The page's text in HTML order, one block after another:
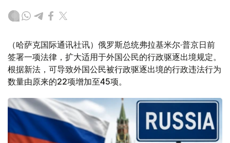
（哈萨克国际通讯社讯）俄罗斯总统弗拉基米尔·普京日前
签署一项法律，扩大适用于外国公民的行政驱逐出境规定。
根据新法，可导致外国公民被行政驱逐出境的行政违法行为
数量由原来的22项增加至45项。